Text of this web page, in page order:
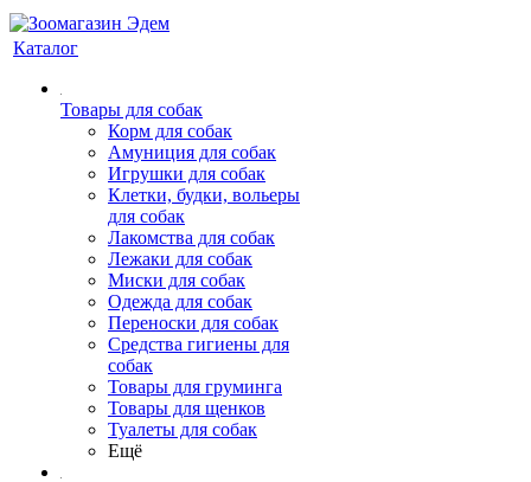
Каталог
Товары для собак
Корм для собак
Амуниция для собак
Игрушки для собак
Клетки, будки, вольеры
для собак
Лакомства для собак
Лежаки для собак
Миски для собак
Одежда для собак
Переноски для собак
Средства гигиены для
собак
Товары для груминга
Товары для щенков
Туалеты для собак
Ещё